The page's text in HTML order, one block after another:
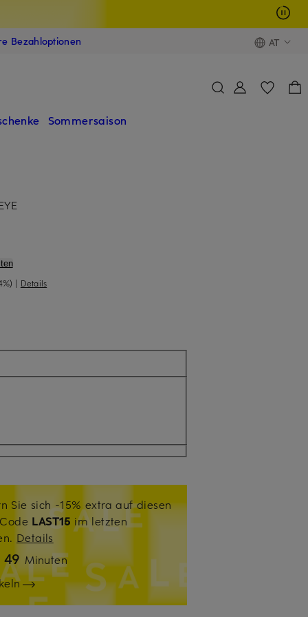
Bezahloptionen AT
Sommersaison
| Details
Sie sich -15% extra auf diesen
LAST15 im letzten
Details
49 Minuten